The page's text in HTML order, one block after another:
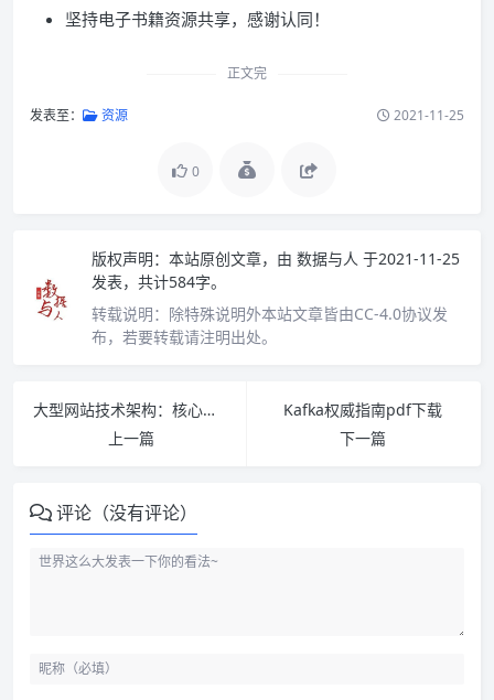
坚持电子书籍资源共享，感谢认同！
正文完
发表至： 资源 2021-11-25
0
版权声明： 本站原创文章，由 数据与人 于2021-11-25
发表，共计584字。
转载说明： 除特殊说明外本站文章皆由CC-4.0协议发
布，若要转载请注明出处。
大型网站技术架构：核心原理与案例分析 PDF下载
上一篇
Kafka权威指南pdf下载
下一篇
评论（没有评论）